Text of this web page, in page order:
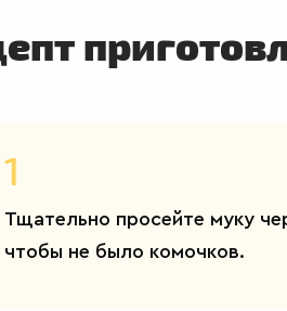
1
Тщательно просейте муку
чтобы не было комочков.